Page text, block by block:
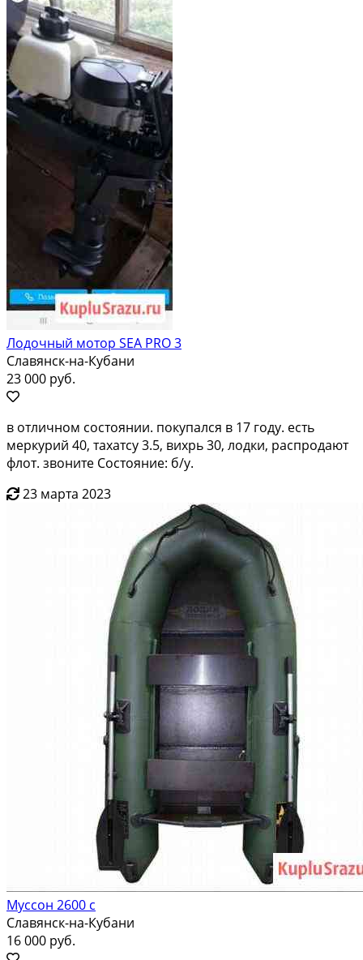
Лодочный мотор SEA PRO 3
Славянск-на-Кубани
23 000 руб.
в отличном состоянии. покупался в 17 году. есть
меркурий 40, тахатсу 3.5, вихрь 30, лодки, распродают
флот. звоните Состояние: б/у.
23 марта 2023
Муссон 2600 с
Славянск-на-Кубани
16 000 руб.